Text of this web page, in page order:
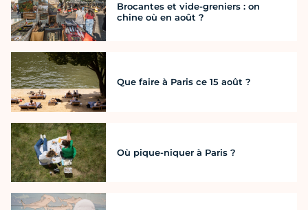
Brocantes et vide-greniers : on
chine où en août ?
Que faire à Paris ce 15 août ?
Où pique-niquer à Paris ?